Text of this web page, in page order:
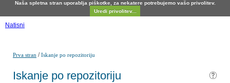
Naša spletna stran uporablja piškotke, za nekatere potrebujemo vašo privolitev.
Uredi privolitev...
Natisni
Prva stran /Iskanje po repozitoriju
Iskanje po repozitoriju